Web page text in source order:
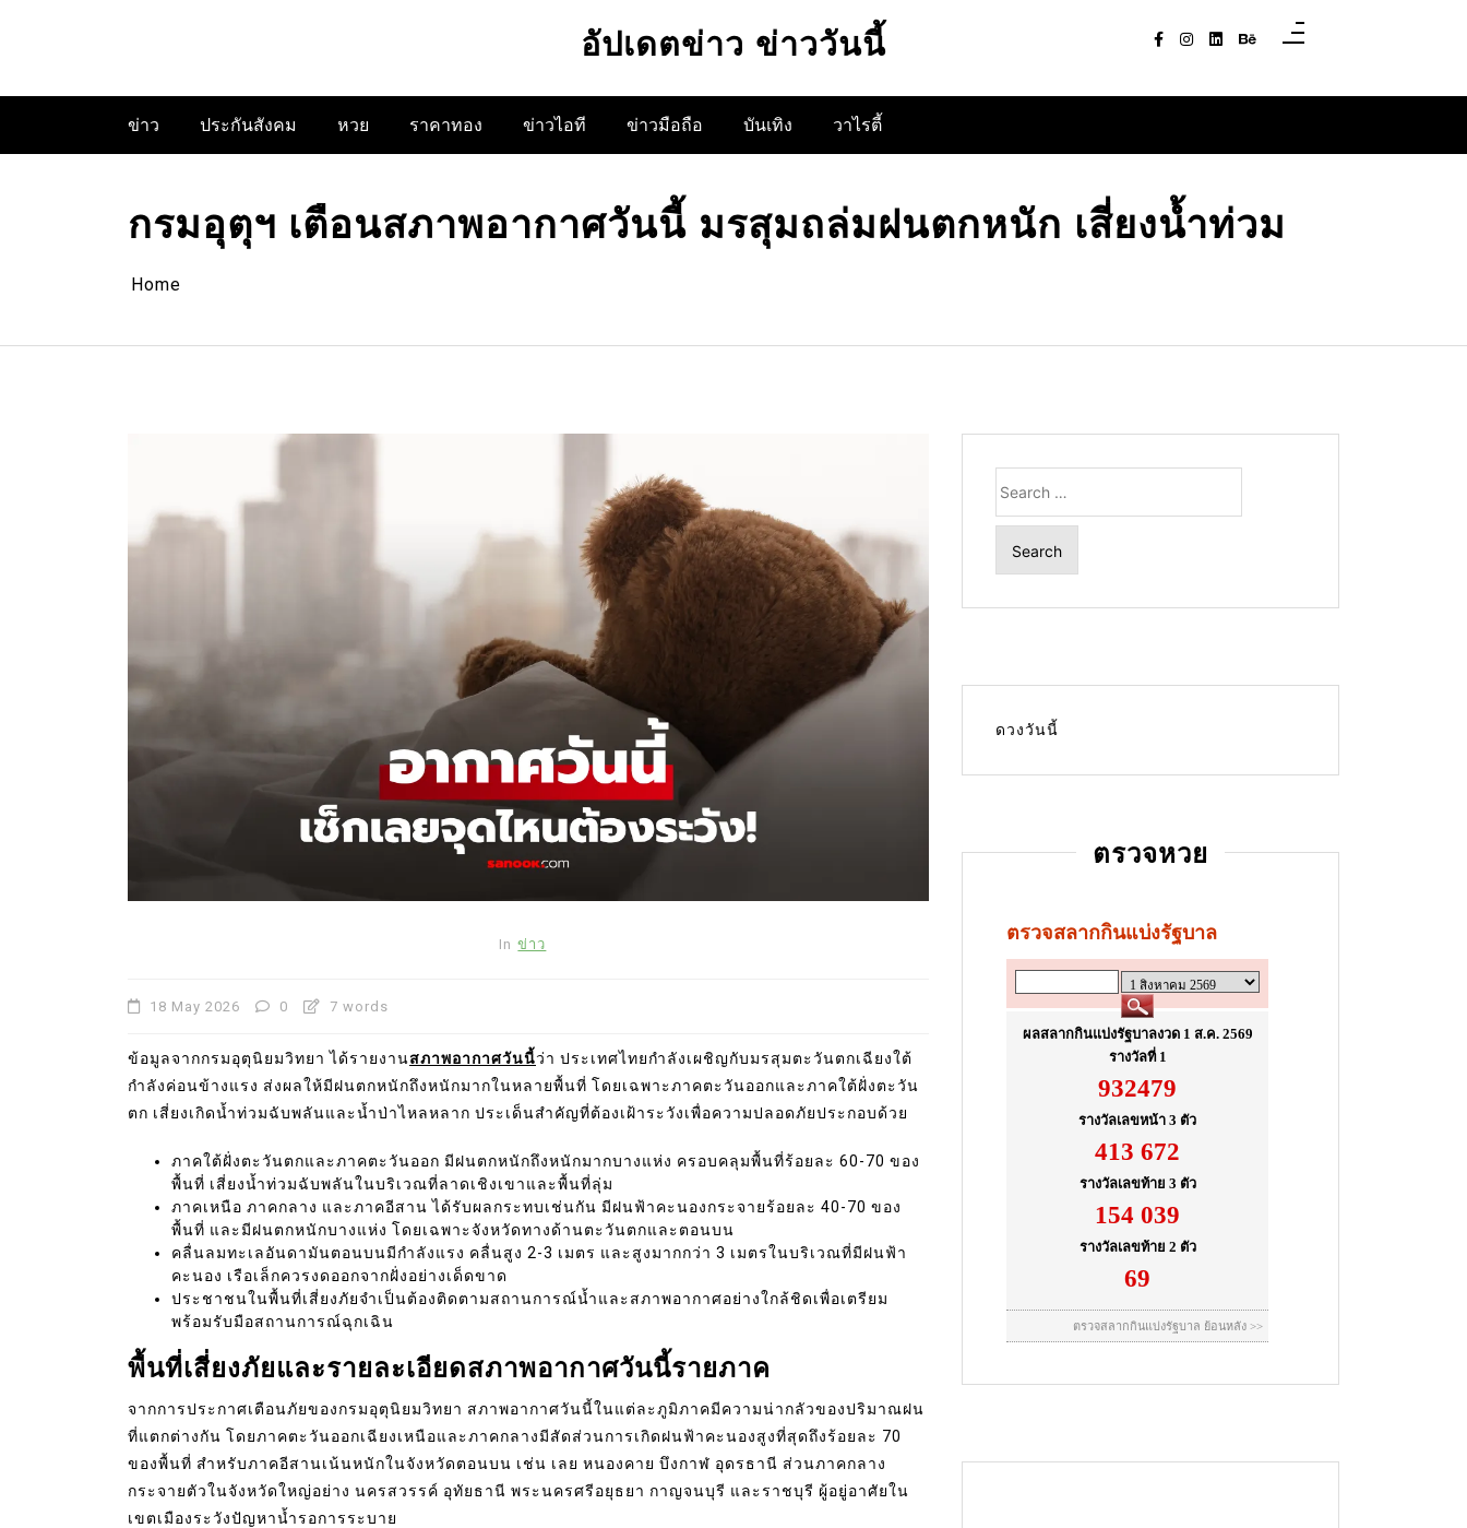
อัปเดตข่าว ข่าววันนี้
ข่าว ประกันสังคม หวย ราคาทอง ข่าวไอที ข่าวมือถือ บันเทิง วาไรตี้
กรมอุตุฯ เตือนสภาพอากาศวันนี้ มรสุมถล่มฝนตกหนัก เสี่ยงน้ำท่วม
Home
In ข่าว
18 May 2026 0 7 words
ข้อมูลจากกรมอุตุนิยมวิทยา ได้รายงานสภาพอากาศวันนี้ว่า ประเทศไทยกำลังเผชิญกับมรสุมตะวันตกเฉียงใต้
กำลังค่อนข้างแรง ส่งผลให้มีฝนตกหนักถึงหนักมากในหลายพื้นที่ โดยเฉพาะภาคตะวันออกและภาคใต้ฝั่งตะวัน
ตก เสี่ยงเกิดน้ำท่วมฉับพลันและน้ำป่าไหลหลาก ประเด็นสำคัญที่ต้องเฝ้าระวังเพื่อความปลอดภัยประกอบด้วย
ภาคใต้ฝั่งตะวันตกและภาคตะวันออก มีฝนตกหนักถึงหนักมากบางแห่ง ครอบคลุมพื้นที่ร้อยละ 60-70 ของ
พื้นที่ เสี่ยงน้ำท่วมฉับพลันในบริเวณที่ลาดเชิงเขาและพื้นที่ลุ่ม
ภาคเหนือ ภาคกลาง และภาคอีสาน ได้รับผลกระทบเช่นกัน มีฝนฟ้าคะนองกระจายร้อยละ 40-70 ของ
พื้นที่ และมีฝนตกหนักบางแห่ง โดยเฉพาะจังหวัดทางด้านตะวันตกและตอนบน
คลื่นลมทะเลอันดามันตอนบนมีกำลังแรง คลื่นสูง 2-3 เมตร และสูงมากกว่า 3 เมตรในบริเวณที่มีฝนฟ้า
คะนอง เรือเล็กควรงดออกจากฝั่งอย่างเด็ดขาด
ประชาชนในพื้นที่เสี่ยงภัยจำเป็นต้องติดตามสถานการณ์น้ำและสภาพอากาศอย่างใกล้ชิดเพื่อเตรียม
พร้อมรับมือสถานการณ์ฉุกเฉิน
พื้นที่เสี่ยงภัยและรายละเอียดสภาพอากาศวันนี้รายภาค
จากการประกาศเตือนภัยของกรมอุตุนิยมวิทยา สภาพอากาศวันนี้ในแต่ละภูมิภาคมีความน่ากลัวของปริมาณฝน
ที่แตกต่างกัน โดยภาคตะวันออกเฉียงเหนือและภาคกลางมีสัดส่วนการเกิดฝนฟ้าคะนองสูงที่สุดถึงร้อยละ 70
ของพื้นที่ สำหรับภาคอีสานเน้นหนักในจังหวัดตอนบน เช่น เลย หนองคาย บึงกาฬ อุดรธานี ส่วนภาคกลาง
กระจายตัวในจังหวัดใหญ่อย่าง นครสวรรค์ อุทัยธานี พระนครศรีอยุธยา กาญจนบุรี และราชบุรี ผู้อยู่อาศัยใน
เขตเมืองระวังปัญหาน้ำรอการระบาย
for:
ดวงวันนี้
ตรวจหวย